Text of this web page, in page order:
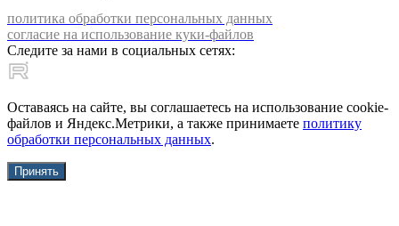
политика обработки персональных данных
согласие на использование куки-файлов
Следите за нами в социальных сетях:
Оставаясь на сайте, вы соглашаетесь на использование cookie-
файлов и Яндекс.Метрики, а также принимаете политику
обработки персональных данных.
Принять